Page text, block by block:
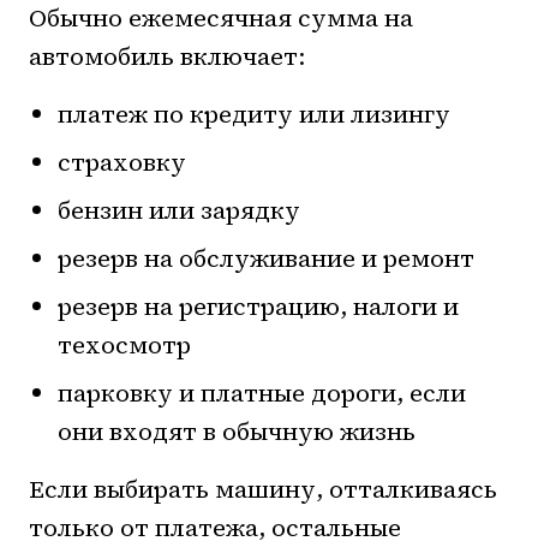
Обычно ежемесячная сумма на
автомобиль включает:
платеж по кредиту или лизингу
страховку
бензин или зарядку
резерв на обслуживание и ремонт
резерв на регистрацию, налоги и
техосмотр
парковку и платные дороги, если
они входят в обычную жизнь
Если выбирать машину, отталкиваясь
только от платежа, остальные